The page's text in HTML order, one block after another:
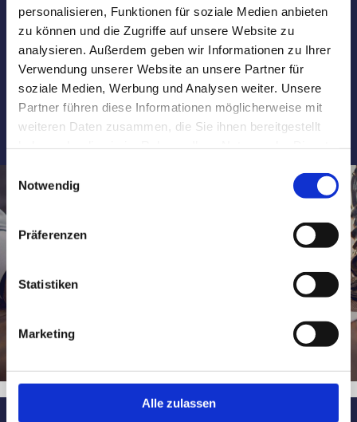
personalisieren, Funktionen für soziale Medien anbieten
zu können und die Zugriffe auf unsere Website zu
analysieren. Außerdem geben wir Informationen zu Ihrer
Verwendung unserer Website an unsere Partner für
soziale Medien, Werbung und Analysen weiter. Unsere
Partner führen diese Informationen möglicherweise mit
weiteren Daten zusammen, die Sie ihnen bereitgestellt
Notwendig
Präferenzen
Statistiken
Marketing
Alle zulassen
Sie haben Fragen oder Anregungen? Rufen
Sie uns an:0591 8075200
Öffnungszeiten: Mo - Do: 8.00 -12.30 & 14.30-18.00 Uhr + Fr: 8.00-
12.30 & 14.30-16.00 Uhr sowie nach Vereinbarung.